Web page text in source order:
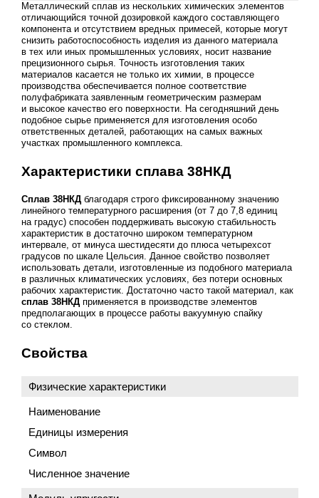
Металлический сплав из нескольких химических элементов
отличающийся точной дозировкой каждого составляющего
компонента и отсутствием вредных примесей, которые могут
снизить работоспособность изделия из данного материала
в тех или иных промышленных условиях, носит название
прецизионного сырья. Точность изготовления таких
материалов касается не только их химии, в процессе
производства обеспечивается полное соответствие
полуфабриката заявленным геометрическим размерам
и высокое качество его поверхности. На сегодняшний день
подобное сырье применяется для изготовления особо
ответственных деталей, работающих на самых важных
участках промышленного комплекса.
Характеристики сплава 38НКД
Сплав 38НКДблагодаря строго фиксированному значению
линейного температурного расширения (от 7 до 7,8 единиц
на градус) способен поддерживать высокую стабильность
характеристик в достаточно широком температурном
интервале, от минуса шестидесяти до плюса четырехсот
градусов по шкале Цельсия. Данное свойство позволяет
использовать детали, изготовленные из подобного материала
в различных климатических условиях, без потери основных
рабочих характеристик. Достаточно часто такой материал, как
сплав 38НКДприменяется в производстве элементов
предполагающих в процессе работы вакуумную спайку
со стеклом.
Свойства
Физические характеристики
Наименование
Единицы измерения
Символ
Численное значение